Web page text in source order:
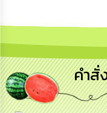
ทรัพยากร
การ
บริหาร
งาน
คำสั่